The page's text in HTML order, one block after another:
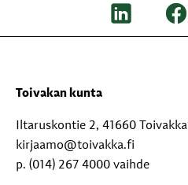
Toivakan kunta
Iltaruskontie 2, 41660 Toivakka
kirjaamo@toivakka.fi
p. (014) 267 4000 vaihde